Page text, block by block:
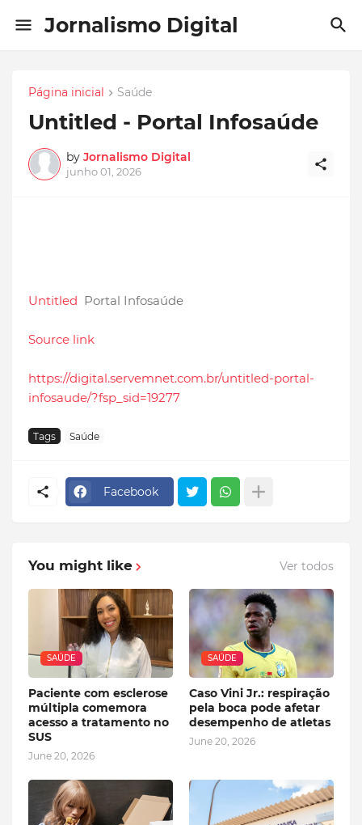
Jornalismo Digital
Página inicial Saúde
Untitled - Portal Infosaúde
by Jornalismo Digital
junho 01, 2026
Untitled Portal Infosaúde
Source link
https://digital.servemnet.com.br/untitled-portal-
infosaude/?fsp_sid=19277
Tags Saúde
Facebook
You might like Ver todos
SAÚDE
Paciente com esclerose
múltipla comemora
acesso a tratamento no
SUS
June 20, 2026
SAÚDE
Caso Vini Jr.: respiração
pela boca pode afetar
desempenho de atletas
June 20, 2026